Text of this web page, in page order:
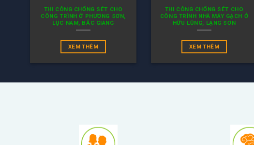
THI CÔNG CHỐNG SÉT CHO
CÔNG TRÌNH Ở PHƯƠNG SƠN,
LỤC NAM, BẮC GIANG
XEM THÊM
THI CÔNG CHỐNG SÉT CHO
CÔNG TRÌNH NHÀ MÁY GẠCH Ở
HỮU LŨNG, LẠNG SƠN
XEM THÊM